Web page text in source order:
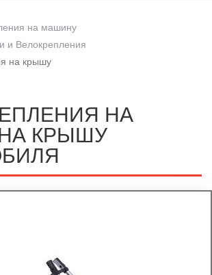
на машину
и Велокрепления
на крышу
НА
КРЫШУ